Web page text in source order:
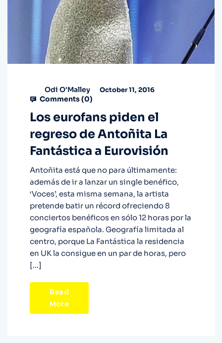
Odi O'Malley October 11, 2016
Comments (0)
Los eurofans piden el
regreso de Antoñita La
Fantástica a Eurovisión
Antoñita está que no para últimamente:
además de ir a lanzar un single benéfico,
‘Voces’, esta misma semana, la artista
pretende batir un récord ofreciendo 8
conciertos benéficos en sólo 12 horas por la
geografía española. Geografía limitada al
centro, porque La Fantástica la residencia
en UK la consigue en un par de horas, pero
[…]
Read
More